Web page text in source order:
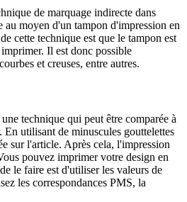
de marquage indirecte dans
au moyen d'un tampon d'impression en
cette technique est que le tampon est
Il est donc possible
et creuses, entre autres.
technique qui peut être comparée à
utilisant de minuscules gouttelettes
sur l'article. Après cela, l'impression
pouvez imprimer votre design en
le faire est d'utiliser les valeurs de
les correspondances PMS, la